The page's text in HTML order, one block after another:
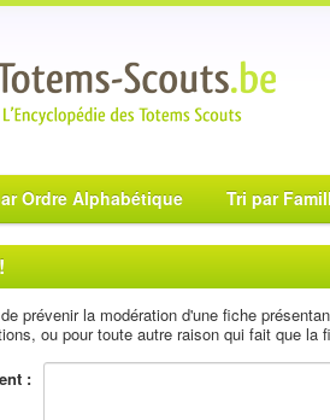
Ordre Alphabétique Tri par
prévenir la modération d'une fiche
ou pour toute autre raison qui fait que la
: